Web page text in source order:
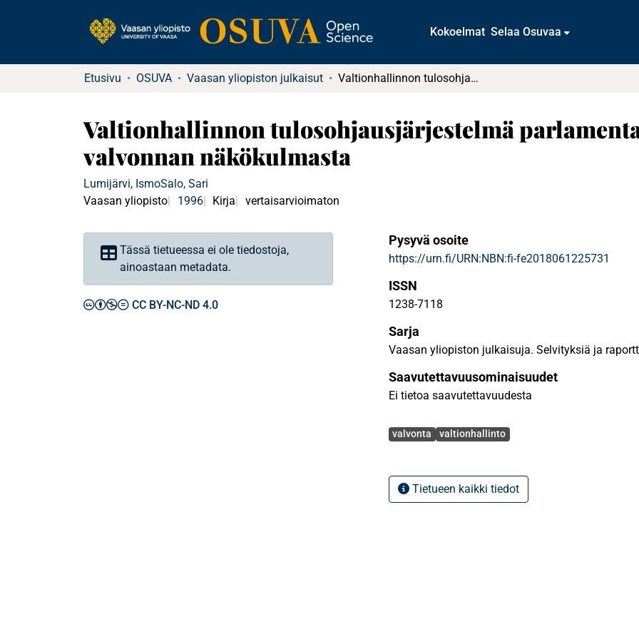
Kokoelmat Selaa Osuvaa
Etusivu OSUVA Vaasan yliopiston julkaisut Valtionhallinnon tulosohjausjärjestelmä parlamentaarisen ohjauksen ja valvonnan näkökulmasta
Valtionhallinnon tulosohjausjärjestelmä
valvonnan näkökulmasta
Lumijärvi, IsmoSalo, Sari
Vaasan yliopisto
1996 Kirja vertaisarvioimaton
Tässä tietueessa ei ole tiedostoja,
ainoastaan metadata.
CC BY-NC-ND 4.0
Pysyvä osoite
https://urn.fi/URN:NBN:fi-fe2018061225731
ISSN
1238-7118
Sarja
Vaasan yliopiston julkaisuja. Selvityksiä ja
Saavutettavuusominaisuudet
Ei tietoa saavutettavuudesta
Avainsanat
valvonta valtionhallinto
Tietueen kaikki tiedot